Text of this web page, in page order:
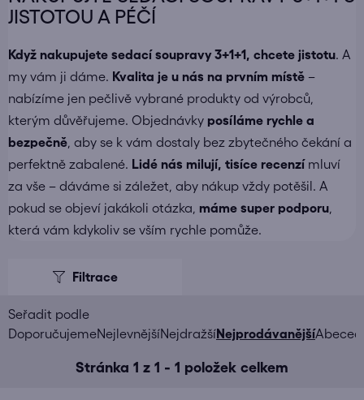
JISTOTOU A PÉČÍ
Když nakupujete sedací soupravy 3+1+1, chcete jistotu. A
my vám ji dáme. Kvalita je u nás na prvním místě –
nabízíme jen pečlivě vybrané produkty od výrobců,
kterým důvěřujeme. Objednávky posíláme rychle a
bezpečně , aby se k vám dostaly bez zbytečného čekání a
perfektně zabalené. Lidé nás milují, tisíce recenzímluví
za vše – dáváme si záležet, aby nákup vždy potěšil. A
pokud se objeví jakákoli otázka, máme super podporu
která vám kdykoliv se vším rychle pomůže.
Stránka 1 z 1 - 1 položek celkem
Ř
DoporučujemeNejlevnějšíNejdražšíNejprodávanější
p
i